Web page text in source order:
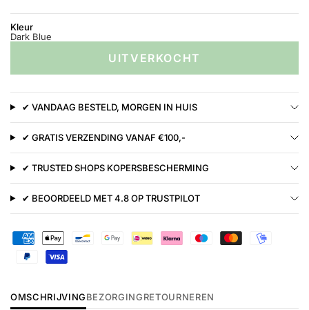
Kleur
Dark Blue
UITVERKOCHT
✔ VANDAAG BESTELD, MORGEN IN HUIS
✔ GRATIS VERZENDING VANAF €100,-
✔ TRUSTED SHOPS KOPERSBESCHERMING
✔ BEOORDEELD MET 4.8 OP TRUSTPILOT
OMSCHRIJVINGBEZORGINGRETOURNEREN